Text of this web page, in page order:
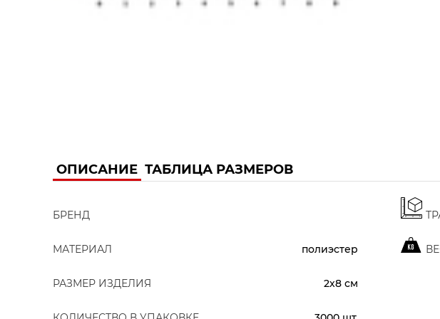
ОПИСАНИЕ ТАБЛИЦА РАЗМЕРОВ
БРЕНД
МАТЕРИАЛ полиэстер
РАЗМЕР ИЗДЕЛИЯ 2х8 см